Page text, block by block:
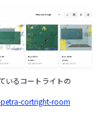
いるコートライトの
cortright-room